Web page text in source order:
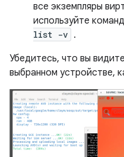
все экземпляры
используйте
list -v .
Убедитесь, что вы
выбранном устройстве,